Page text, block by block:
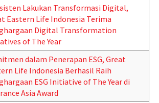
Lakukan Transformasi Digital,
Eastern Life Indonesia Terima
Digital Transformation
of The Year
dalam Penerapan ESG, Great
Life Indonesia Berhasil Raih
ESG Initiative of The Year di
Asia Award